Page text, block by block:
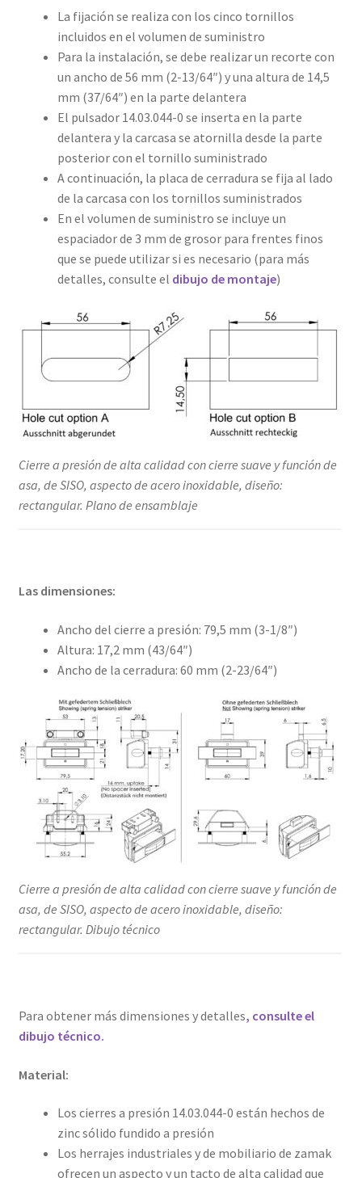
La fijación se realiza con los cinco tornillos
incluidos en el volumen de suministro
Para la instalación, se debe realizar un recorte con
un ancho de 56 mm (2-13/64″) y una altura de 14,5
mm (37/64″) en la parte delantera
El pulsador 14.03.044-0 se inserta en la parte
delantera y la carcasa se atornilla desde la parte
posterior con el tornillo suministrado
A continuación, la placa de cerradura se fija al lado
de la carcasa con los tornillos suministrados
En el volumen de suministro se incluye un
espaciador de 3 mm de grosor para frentes finos
que se puede utilizar si es necesario (para más
detalles, consulte el dibujo de montaje)
Cierre a presión de alta calidad con cierre suave y función de
asa, de SISO, aspecto de acero inoxidable, diseño:
rectangular. Plano de ensamblaje
Las dimensiones:
Ancho del cierre a presión: 79,5 mm (3-1/8″)
Altura: 17,2 mm (43/64″)
Ancho de la cerradura: 60 mm (2-23/64″)
Cierre a presión de alta calidad con cierre suave y función de
asa, de SISO, aspecto de acero inoxidable, diseño:
rectangular. Dibujo técnico
Para obtener más dimensiones y detalles, consulte el
dibujo técnico.
Material:
Los cierres a presión 14.03.044-0 están hechos de
zinc sólido fundido a presión
Los herrajes industriales y de mobiliario de zamak
ofrecen un aspecto y un tacto de alta calidad que